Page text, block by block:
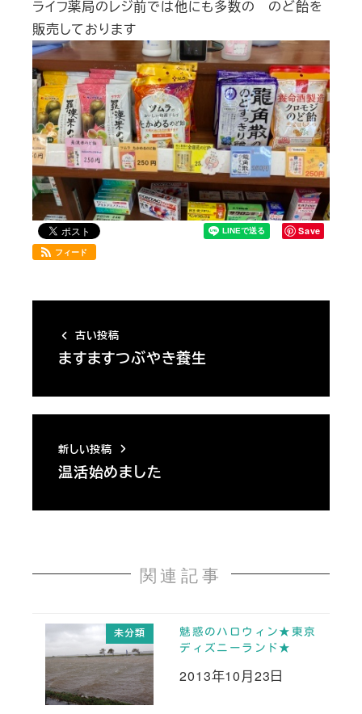
ライフ薬局のレジ前では他にも多数の のど飴を
販売しております
Save
フィード
古い投稿
ますますつぶやき養生
新しい投稿
温活始めました
関連記事
未分類
魅惑のハロウィン★東京
ディズニーランド★
投稿日
2013年10月23日